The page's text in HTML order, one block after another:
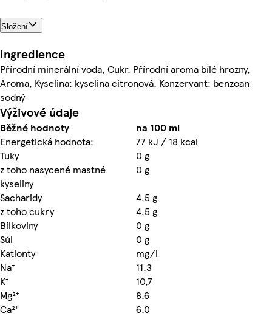
Složení
Ingredience
Přírodní minerální voda, Cukr, Přírodní aroma bílé hrozny,
Aroma, Kyselina: kyselina citronová, Konzervant: benzoan
sodný
Výživové údaje
Běžné hodnoty
na 100 ml
Energetická hodnota:
77 kJ / 18 kcal
Tuky
0 g
z toho nasycené mastné
kyseliny
0 g
Sacharidy
4,5 g
z toho cukry
4,5 g
Bílkoviny
0 g
Sůl
0 g
Kationty
mg/l
Na⁺
11,3
K⁺
10,7
Mg²⁺
8,6
Ca²⁺
6,0